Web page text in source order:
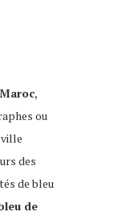
,
ou
des
de bleu
de